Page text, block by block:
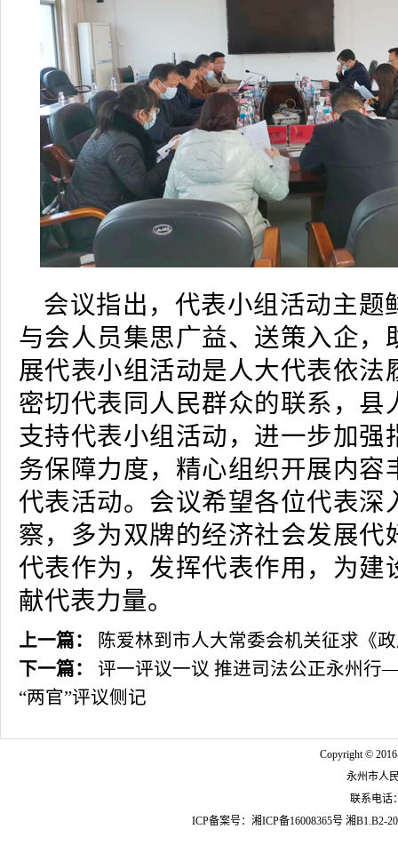
会议指出，代表小组活动主题
与会人员集思广益、送策入企，
展代表小组活动是人大代表依法
密切代表同人民群众的联系，县
支持代表小组活动，进一步加强
务保障力度，精心组织开展内容
代表活动。会议希望各位代表深
察，多为双牌的经济社会发展代
代表作为，发挥代表作用，为建
献代表力量。
上一篇：
陈爱林到市人大常委会机关征求《
下一篇：
评一评议一议 推进司法公正永州
“两官”评议侧记
Copyright ©
永州市人
联系电话
ICP备案号： 湘ICP备16008365号 湘B1.B2-